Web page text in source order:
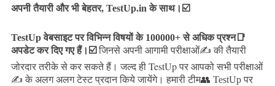
अपनी तैयारी और भी बेहतर, TestUp.in के साथ।☑️
TestUp वेबसाइट पर विभिन्न विषयों के 100000+ से अधिक प्रश्न📑
अपडेट कर दिए गए हैं। ☑️ जिनसे अपनी आगामी परीक्षाओं✍️ की तैयारी
जोरदार तरीके से कर सकते हैं।जल्द ही TestUp पर आपको सभी परीक्षाओं
✍️ के अलग अलग टेस्ट प्रदान किये जायेंगे। हमारी टीम👥 TestUp पर